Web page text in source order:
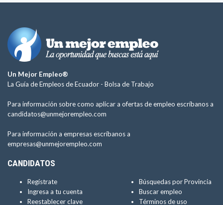
Un Mejor Empleo®
La Guía de Empleos de Ecuador - Bolsa de Trabajo
Para información sobre como aplicar a ofertas de empleo escríbanos a
candidatos@unmejorempleo.com
Para información a empresas escríbanos a
empresas@unmejorempleo.com
CANDIDATOS
Regístrate
Ingresa a tu cuenta
Reestablecer clave
Búsquedas por Provincia
Buscar empleo
Términos de uso